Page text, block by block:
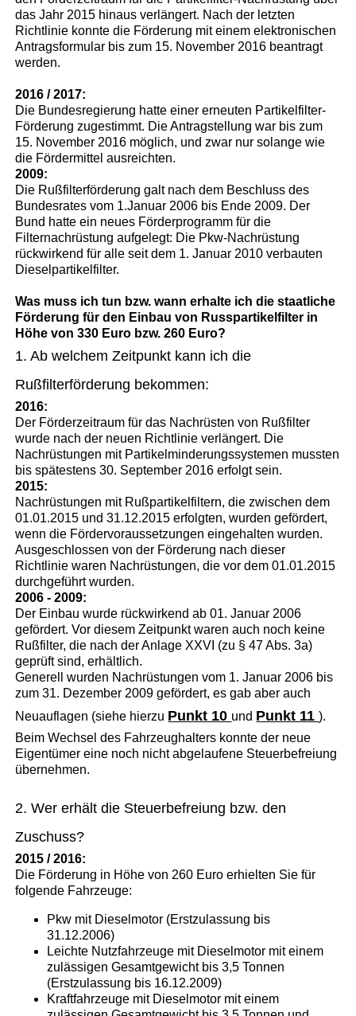
das Jahr 2015 hinaus verlängert. Nach der letzten
Richtlinie konnte die Förderung mit einem elektronischen
Antragsformular bis zum 15. November 2016 beantragt
werden.
2016 / 2017:
Die Bundesregierung hatte einer erneuten Partikelfilter-
Förderung zugestimmt. Die Antragstellung war bis zum
15. November 2016 möglich, und zwar nur solange wie
die Fördermittel ausreichten.
2009:
Die Rußfilterförderung galt nach dem Beschluss des
Bundesrates vom 1.Januar 2006 bis Ende 2009. Der
Bund hatte ein neues Förderprogramm für die
Filternachrüstung aufgelegt: Die Pkw-Nachrüstung
rückwirkend für alle seit dem 1. Januar 2010 verbauten
Dieselpartikelfilter.
Was muss ich tun bzw. wann erhalte ich die staatliche
Förderung für den Einbau von Russpartikelfilter in
Höhe von 330 Euro bzw. 260 Euro?
1. Ab welchem Zeitpunkt kann ich die
Rußfilterförderung bekommen:
2016:
Der Förderzeitraum für das Nachrüsten von Rußfilter
wurde nach der neuen Richtlinie verlängert. Die
Nachrüstungen mit Partikelminderungssystemen mussten
bis spätestens 30. September 2016 erfolgt sein.
2015:
Nachrüstungen mit Rußpartikelfiltern, die zwischen dem
01.01.2015 und 31.12.2015 erfolgten, wurden gefördert,
wenn die Fördervoraussetzungen eingehalten wurden.
Ausgeschlossen von der Förderung nach dieser
Richtlinie waren Nachrüstungen, die vor dem 01.01.2015
durchgeführt wurden.
2006 - 2009:
Der Einbau wurde rückwirkend ab 01. Januar 2006
gefördert. Vor diesem Zeitpunkt waren auch noch keine
Rußfilter, die nach der Anlage XXVI (zu § 47 Abs. 3a)
geprüft sind, erhältlich.
Generell wurden Nachrüstungen vom 1. Januar 2006 bis
zum 31. Dezember 2009 gefördert, es gab aber auch
Neuauflagen (siehe hierzu Punkt 10 und Punkt 11).
Beim Wechsel des Fahrzeughalters konnte der neue
Eigentümer eine noch nicht abgelaufene Steuerbefreiung
übernehmen.
2. Wer erhält die Steuerbefreiung bzw. den
Zuschuss?
2015 / 2016:
Die Förderung in Höhe von 260 Euro erhielten Sie für
folgende Fahrzeuge:
Pkw mit Dieselmotor (Erstzulassung bis
31.12.2006)
Leichte Nutzfahrzeuge mit Dieselmotor mit einem
zulässigen Gesamtgewicht bis 3,5 Tonnen
(Erstzulassung bis 16.12.2009)
Kraftfahrzeuge mit Dieselmotor mit einem